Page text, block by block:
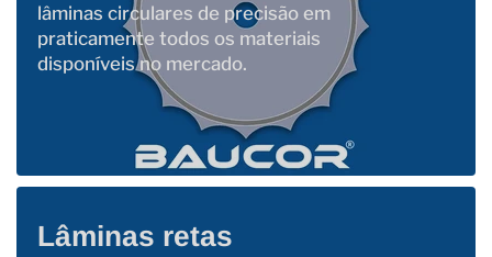
lâminas circulares de precisão em
praticamente todos os materiais
disponíveis no mercado.
Lâminas retas